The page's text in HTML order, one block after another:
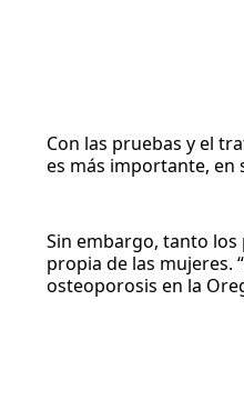
Con las pruebas y el
es más importante, en
Sin embargo, tanto
propia de las mujeres.
osteoporosis en la